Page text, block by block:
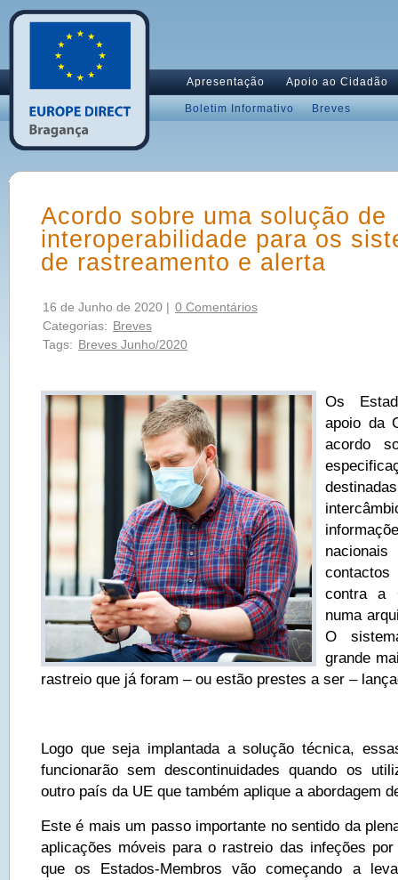
Apresentação Apoio ao Cidadão
Boletim Informativo Breves
Acordo sobre uma solução de
interoperabilidade para os
de rastreamento e alerta
16 de Junho de 2020 | 0 Comentários
Categorias: Breves
Tags: Breves Junho/2020
Os
apoio da
acordo
contra a
numa
O
grande
rastreio que já foram – ou estão prestes a ser –
Logo que seja implantada a solução técnica,
funcionarão sem descontinuidades quando os
outro país da UE que também aplique a abordagem
Este é mais um passo importante no sentido da
aplicações móveis para o rastreio das infeções
que os Estados-Membros vão começando a